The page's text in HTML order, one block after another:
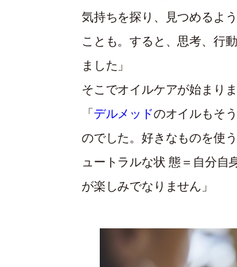
気持ちを探り、見つめるよ
ことも。すると、思考、行
ました」
そこでオイルケアが始まりま
「 デルメッドのオイルもそ
のでした。好きなものを使
ュートラルな状 態＝自分自
が楽しみでなりません」